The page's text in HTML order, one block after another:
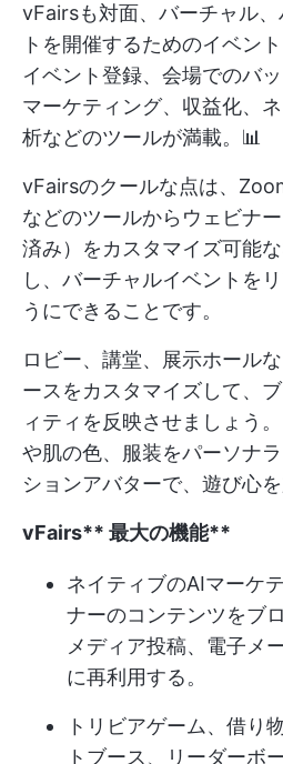
vFairsも対面、バーチャル
トを開催するためのイベン
イベント登録、会場でのバ
マーケティング、収益化、
析などのツールが満載。📊
vFairsのクールな点は、
などのツールからウェビナ
済み）をカスタマイズ可能
し、バーチャルイベントを
うにできることです。
ロビー、講堂、展示ホール
ースをカスタマイズして、
ィティを反映させましょう
や肌の色、服装をパーソナ
ションアバターで、遊び心を
vFairs** 最大の機能**
ネイティブのAIマーケ
ナーのコンテンツをブ
メディア投稿、電子メ
に再利用する。
トリビアゲーム、借り
トブース、リーダーボ